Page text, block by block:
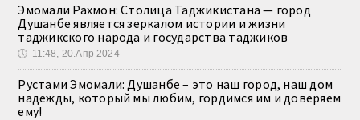
Эмомали Рахмон: Столица Таджикистана — город
Душанбе является зеркалом истории и жизни
таджикского народа и государства таджиков
🕔 11:48, 20.Апр 2024
Рустами Эмомали: Душанбе – это наш город, наш дом
надежды, который мы любим, гордимся им и доверяем
ему!